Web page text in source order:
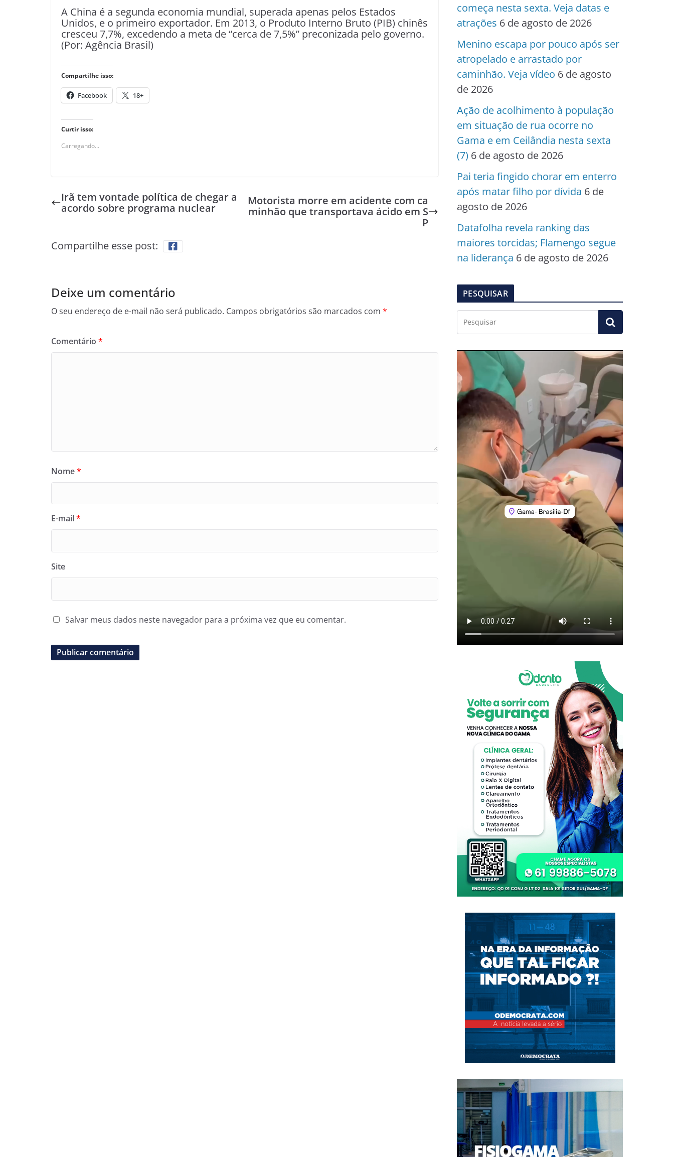
A China é a segunda economia mundial, superada apenas pelos Estados
Unidos, e o primeiro exportador. Em 2013, o Produto Interno Bruto (PIB) chinês
cresceu 7,7%, excedendo a meta de “cerca de 7,5%” preconizada pelo governo.
(Por: Agência Brasil)
Compartilhe isso:
Facebook 18+
Curtir isso:
Carregando...
Irã tem vontade política de chegar a
acordo sobre programa nuclear
Motorista morre em acidente com ca
minhão que transportava ácido em S
P
Compartilhe esse post:
Deixe um comentário
O seu endereço de e-mail não será publicado. Campos obrigatórios são marcados com *
Comentário *
Nome*
E-mail*
Site
Salvar meus dados neste navegador para a próxima vez que eu comentar.
começa nesta sexta. Veja datas e
atrações 6 de agosto de 2026
Menino escapa por pouco após ser
atropelado e arrastado por
caminhão. Veja vídeo 6 de agosto
de 2026
Ação de acolhimento à população
em situação de rua ocorre no
Gama e em Ceilândia nesta sexta
(7) 6 de agosto de 2026
Pai teria fingido chorar em enterro
após matar filho por dívida 6 de
agosto de 2026
Datafolha revela ranking das
maiores torcidas; Flamengo segue
na liderança 6 de agosto de 2026
PESQUISAR